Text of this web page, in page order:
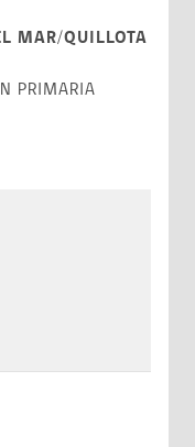
MAR/QUILLOTA
PRIMARIA